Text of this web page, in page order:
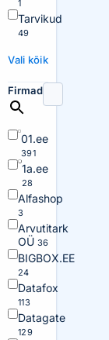
1
Tarvikud
49
Vali kõik
Firmad
01.ee
391
1a.ee
28
Alfashop
3
Arvutitark
OÜ 36
BIGBOX.EE
24
Datafox
113
Datagate
129